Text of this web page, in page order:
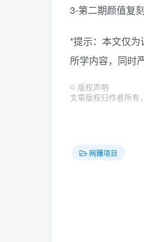
3-第二期颜值复
*提示：本文仅
所学内容，同时
© 版权声明
文章版权归作者所有
网赚项目